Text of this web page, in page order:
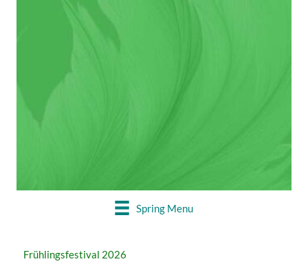
FRÜHLINGSFEST 2026
Spring Menu
Frühlingsfestival 2026